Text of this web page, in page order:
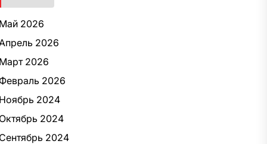
Май 2026
2026
Март 2026
Февраль 2026
Ноябрь 2024
Октябрь 2024
Сентябрь 2024